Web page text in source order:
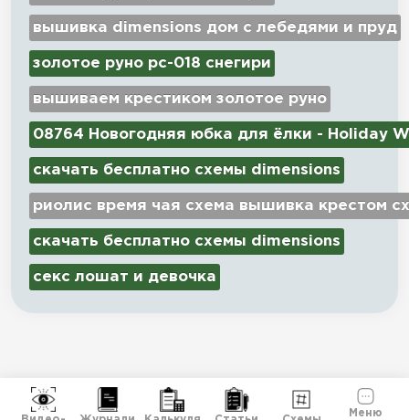
вышивка dimensions дом с лебедями и пруд
золотое руно рс-018 снегири
вышиваем крестиком золотое руно
08764 Новогодняя юбка для ёлки - Holiday
скачать бесплатно схемы dimensions
риолис время чая схема вышивка крестом
скачать бесплатно схемы dimensions
секс лошат и девочка
Меню